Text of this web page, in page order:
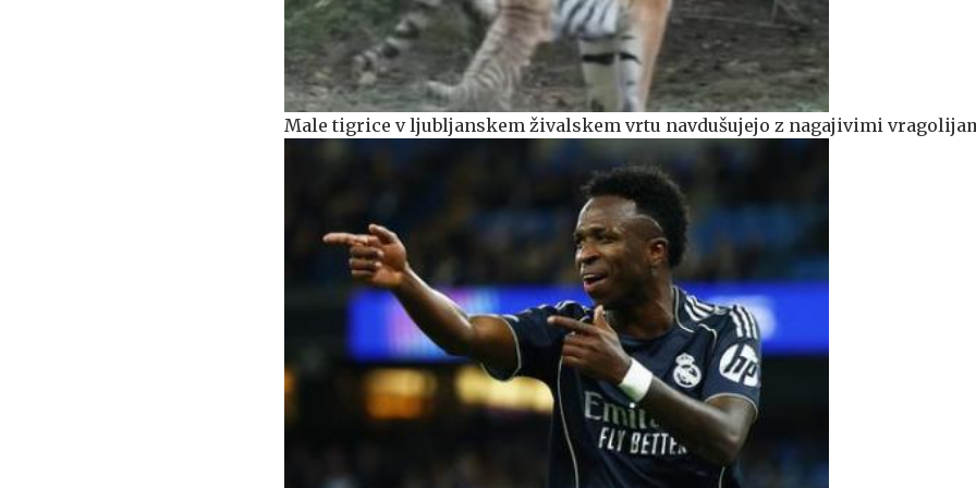
Male tigrice v ljubljanskem živalskem vrtu navdušujejo z nagajivimi